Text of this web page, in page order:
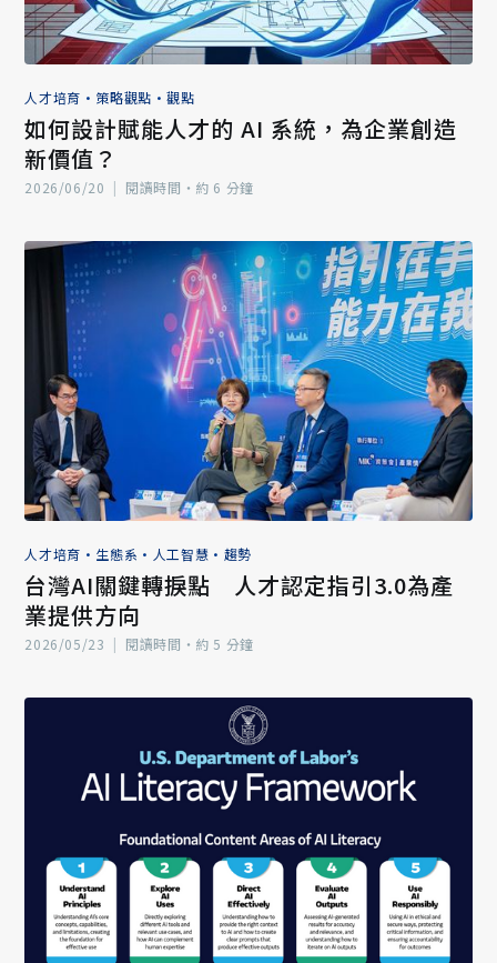
人才培育 • 策略觀點 •觀點
如何設計賦能人才的 AI 系統，為企業創造
新價值？
2026/06/20 | 閱讀時間‧約 6 分鐘
人才培育 • 生態系 • 人工智慧 • 趨勢
台灣AI關鍵轉捩點 人才認定指引3.0為產
業提供方向
2026/05/23 | 閱讀時間‧約 5 分鐘